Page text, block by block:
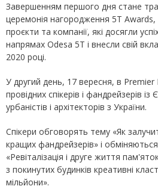
Завершенням першого дня стане
церемонія нагородження 5Т Awards,
проєкти та компанії, які досягли
напрямах Odesa 5T і внесли свій
2020 році.
У другий день, 17 вересня, в
провідних спікерів і фандрейзерів
урбаністів і архітекторів з України.
Спікери обговорять тему «Як
кращих фандрейзерів» і
«Ревіталізація і друге життя
з покинутих будинків креативні
мільйони».